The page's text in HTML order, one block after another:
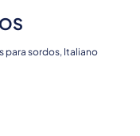
para sordos, Italiano